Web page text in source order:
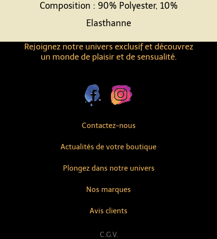
Contactez-nous
Actualités de votre boutique
Avis clients
Nos marques
Rejoignez notre univers exclusif et découvrez
un monde de plaisir et de sensualité.
Plongez dans notre univers
C.G.V.
Composition : 90% Polyester, 10%
Elasthanne